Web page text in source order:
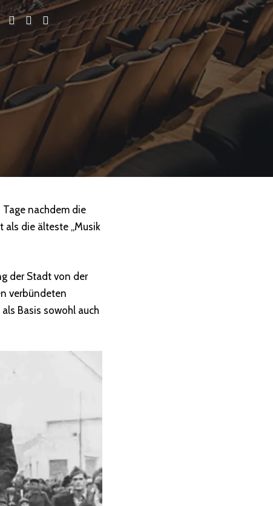
nachdem die
die älteste „Musik
der Stadt von der
verbündeten
Basis sowohl auch